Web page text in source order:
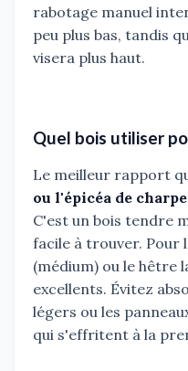
rabotage manuel
peu plus bas, tandis
visera plus haut.
Quel bois utiliser
Le meilleur rapport
ou l'épicéa de
C'est un bois tendre
facile à trouver. Pour
(médium) ou le hêtre
excellents. Évitez
légers ou les
qui s'effritent à la